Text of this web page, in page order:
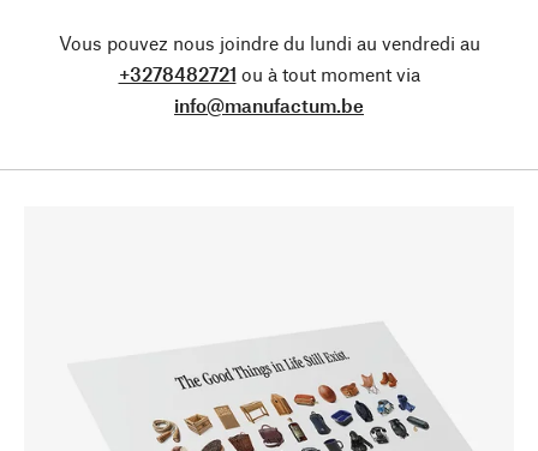
Vous pouvez nous joindre du lundi au vendredi au
+3278482721 ou à tout moment via
info@manufactum.be